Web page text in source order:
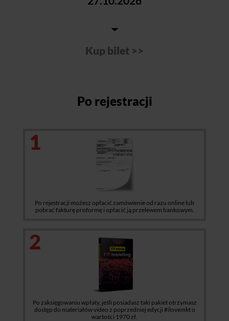
Po rejestracji
1
Po rejestracji możesz opłacić zamówienie od razu online lub
pobrać fakturę proformę i opłacić ją przelewem bankowym.
2
Po zaksięgowaniu wpłaty, jeśli posiadasz taki pakiet otrzymasz
dostęp do materiałów video z poprzedniej edycji #ilovemkt o
wartości 1970 zł.